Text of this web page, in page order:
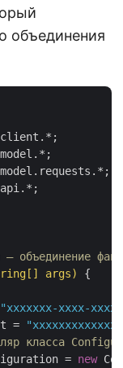
объединения
объединение
args) {
"xxxxxxx-xxxx-
=
класса
=
new